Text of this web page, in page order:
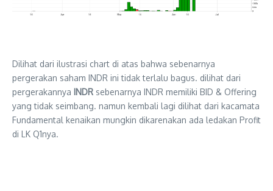
Dilihat dari ilustrasi chart di atas bahwa sebenarnya
pergerakan saham INDR ini tidak terlalu bagus. dilihat dari
pergerakannya INDR sebenarnya INDR memiliki BID & Offering
yang tidak seimbang. namun kembali lagi dilihat dari kacamata
Fundamental kenaikan mungkin dikarenakan ada ledakan Profit
di LK Q1nya.